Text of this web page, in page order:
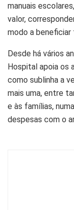
manuais
valor,
modo a beneficiar
Desde há vários
Hospital apoia os
como sublinha a
mais uma, entre
e às famílias,
despesas com o